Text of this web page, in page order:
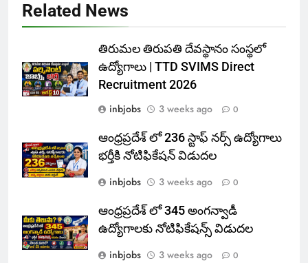
Related News
తిరుమల తిరుపతి దేవస్థానం సంస్థలో
ఉద్యోగాలు | TTD SVIMS Direct
Recruitment 2026
inbjobs
3 weeks ago 0
ఆంధ్రప్రదేశ్ లో 236 స్టాఫ్ నర్స్ ఉద్యోగాలు
భర్తీకి నోటిఫికేషన్ విడుదల
inbjobs
3 weeks ago 0
ఆంధ్రప్రదేశ్ లో 345 అంగన్వాడీ
ఉద్యోగాలకు నోటిఫికేషన్స్ విడుదల
inbjobs
3 weeks ago 0